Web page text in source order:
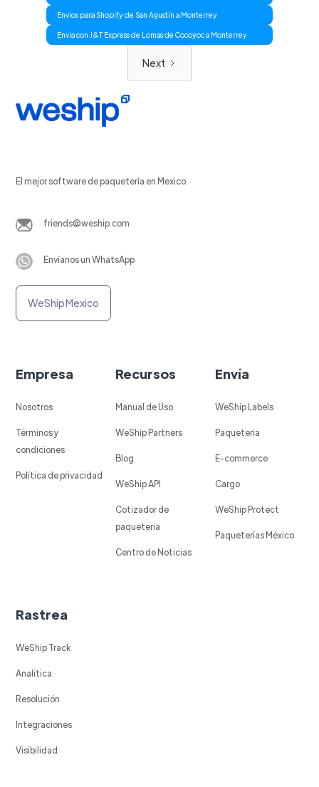
Envios para Shopify de San Agustín a Monterrey
Envia con J&T Express de Lomas de Cocoyoc a Monterrey
Next
El mejor software de paquetería en Mexico.
friends@weship.com
Envíanos un WhatsApp
WeShip Mexico
Empresa
Nosotros
Términos y
condiciones
Política de privacidad
Recursos
Manual de Uso
WeShip Partners
Blog
WeShip API
Cotizador de
paqueteria
Centro de Noticias
Envía
WeShip Labels
Paqueteria
E-commerce
Cargo
WeShip Protect
Paqueterías México
Rastrea
WeShip Track
Analitica
Resolución
Integraciones
Visibilidad